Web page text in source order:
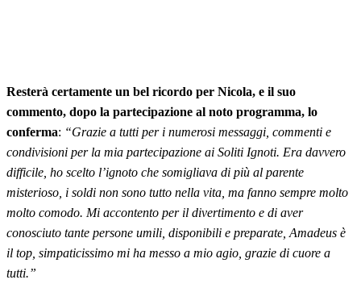
Resterà certamente un bel ricordo per Nicola, e il suo
commento, dopo la partecipazione al noto programma, lo
conferma: “Grazie a tutti per i numerosi messaggi, commenti e
condivisioni per la mia partecipazione ai Soliti Ignoti. Era davvero
difficile, ho scelto l’ignoto che somigliava di più al parente
misterioso, i soldi non sono tutto nella vita, ma fanno sempre molto
molto comodo. Mi accontento per il divertimento e di aver
conosciuto tante persone umili, disponibili e preparate, Amadeus è
il top, simpaticissimo mi ha messo a mio agio, grazie di cuore a
tutti.”